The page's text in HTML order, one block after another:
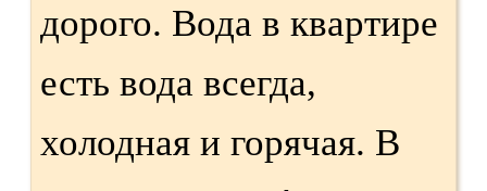
дорого. Вода в квартире
есть вода всегда,
холодная и горячая. В